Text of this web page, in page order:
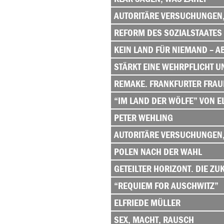
AUTORITÄRE
REFORM DES
KEIN LAND FÜR NIEMAND –
STÄRKT EINE WEHRPFLICHT
REMAKE. FRANKFURTER
“IM LAND DER WÖLFE” VON
PETER WEHLING
AUTORITÄRE
POLEN NACH DER WAHL
GETEILTER HORIZONT. DIE
“REQUIEM FOR AUSCHWITZ”
ELFRIEDE MÜLLER
SEX, MACHT, RAUSCH